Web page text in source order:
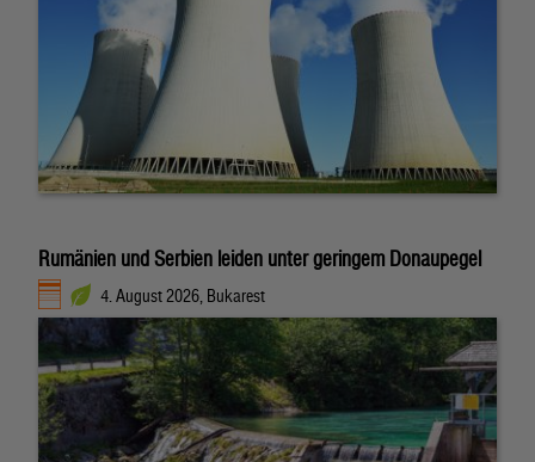
Rumänien und Serbien leiden unter geringem Donaupegel
4. August 2026, Bukarest